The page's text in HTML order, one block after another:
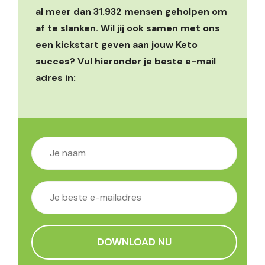
al meer dan 31.932 mensen geholpen om
af te slanken. Wil jij ook samen met ons
een kickstart geven aan jouw Keto
succes? Vul hieronder je beste e-mail
adres in: